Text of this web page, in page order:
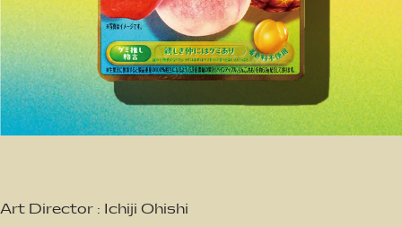
Art Director : Ichiji Ohishi